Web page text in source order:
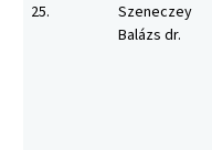
25.
Szeneczey
Balázs dr.